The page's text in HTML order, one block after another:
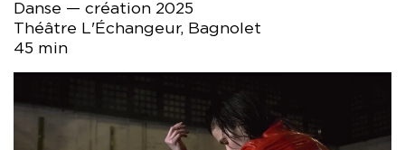
Danse — création 2025
Théâtre L'Échangeur, Bagnolet
45 min